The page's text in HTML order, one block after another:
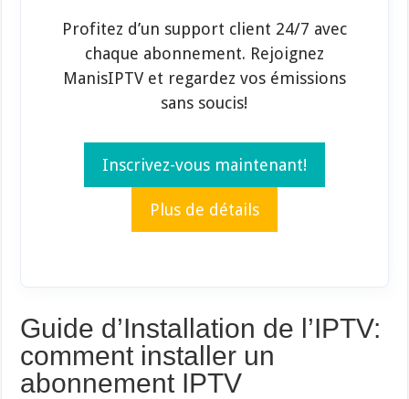
Profitez d’un support client 24/7 avec
chaque abonnement. Rejoignez
ManisIPTV et regardez vos émissions
sans soucis!
Inscrivez-vous maintenant!
Plus de détails
Guide d’Installation de l’IPTV:
comment installer un
abonnement IPTV